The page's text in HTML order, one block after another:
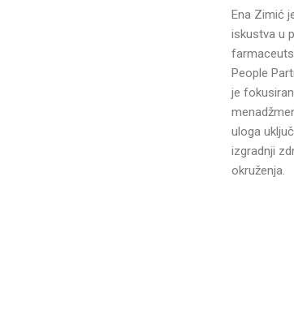
Ena Zimić
iskustva u
People
je
uloga
izgradnji
okruženja.